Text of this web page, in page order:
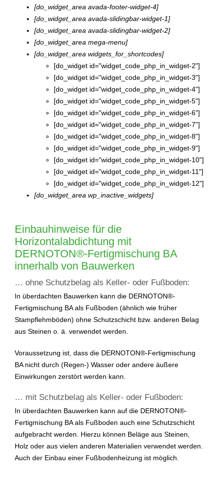
[do_widget_area avada-footer-widget-4]
[do_widget_area avada-slidingbar-widget-1]
[do_widget_area avada-slidingbar-widget-2]
[do_widget_area mega-menu]
[do_widget_area widgets_for_shortcodes]
[do_widget id="widget_code_php_in_widget-2"]
[do_widget id="widget_code_php_in_widget-3"]
[do_widget id="widget_code_php_in_widget-4"]
[do_widget id="widget_code_php_in_widget-5"]
[do_widget id="widget_code_php_in_widget-6"]
[do_widget id="widget_code_php_in_widget-7"]
[do_widget id="widget_code_php_in_widget-8"]
[do_widget id="widget_code_php_in_widget-9"]
[do_widget id="widget_code_php_in_widget-10"]
[do_widget id="widget_code_php_in_widget-11"]
[do_widget id="widget_code_php_in_widget-12"]
[do_widget_area wp_inactive_widgets]
Einbauhinweise für die
Horizontalabdichtung mit
DERNOTON®-Fertigmischung BA
innerhalb von Bauwerken
… ohne Schutzbelag als Keller- oder Fußboden:
In überdachten Bauwerken kann die DERNOTON®-
Fertigmischung BA als Fußboden (ähnlich wie früher
Stampflehmböden) ohne Schutzschicht bzw. anderen Belag
aus Steinen o. ä. verwendet werden.
Voraussetzung ist, dass die DERNOTON®-Fertigmischung
BA nicht durch (Regen-) Wasser oder andere äußere
Einwirkungen zerstört werden kann.
… mit Schutzbelag als Keller- oder Fußboden:
In überdachten Bauwerken kann auf die DERNOTON®-
Fertigmischung BA als Fußboden auch eine Schutzschicht
aufgebracht werden. Hierzu können Beläge aus Steinen,
Holz oder aus vielen anderen Materialien verwendet werden.
Auch der Einbau einer Fußbodenheizung ist möglich.